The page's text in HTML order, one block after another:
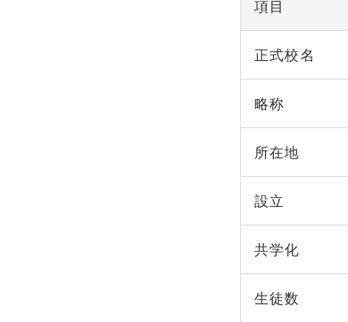
項目
正式校名
略称
所在地
設立
共学化
生徒数